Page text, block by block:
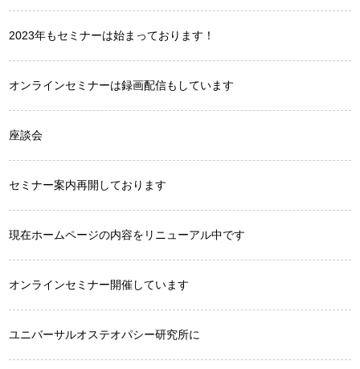
2023年もセミナーは始まっております！
オンラインセミナーは録画配信もしています
座談会
セミナー案内再開しております
現在ホームページの内容をリニューアル中です
オンラインセミナー開催しています
ユニバーサルオステオパシー研究所に